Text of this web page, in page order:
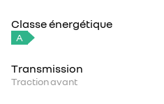
Classe énergétique
A
Transmission
Traction avant